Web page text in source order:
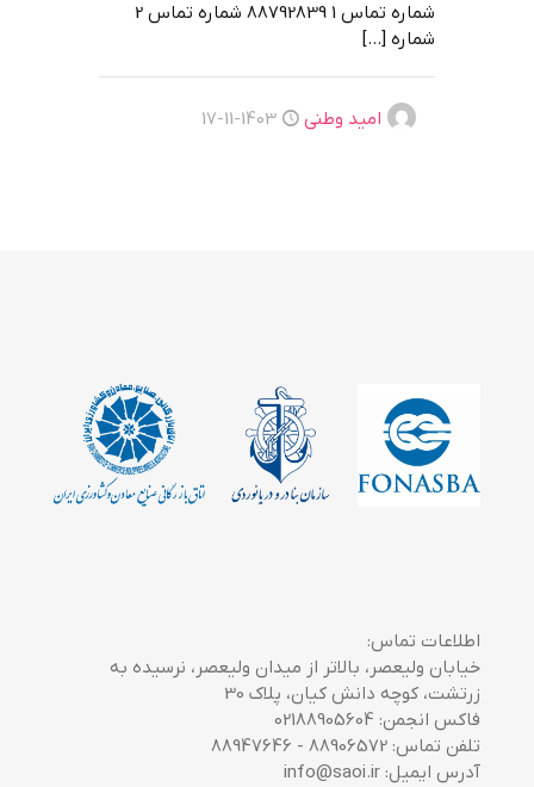
شماره تماس 1 88792839 شماره تماس 2
شماره […]
امید وطنی 1403-11-17
اطلاعات تماس:
خیابان ولیعصر، بالاتر از میدان ولیعصر، نرسیده به
زرتشت، کوچه دانش کیان، پلاک 30
فاکس انجمن: 02188905604
تلفن تماس: 88906572 - 88947646
آدرس ایمیل: info@saoi.ir